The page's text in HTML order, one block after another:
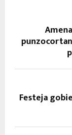
Festeja